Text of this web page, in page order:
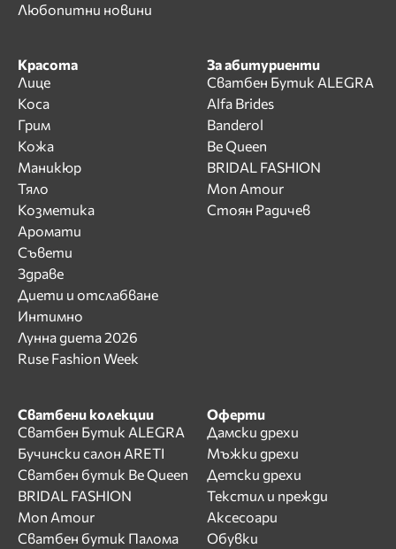
Любопитни новини
Красота
Лице
Коса
Грим
Кожа
Маникюр
Тяло
Козметика
Аромати
Съвети
Здраве
Диети и отслабване
Интимно
Лунна диета 2026
Ruse Fashion Week
За абитуриенти
Сватбен Бутик ALEGRA
Alfa Brides
Banderol
Be Queen
BRIDAL FASHION
Mon Amour
Стоян Радичев
Сватбени колекции
Сватбен Бутик ALEGRA
Бучински салон ARETI
Сватбен бутик Be Queen
BRIDAL FASHION
Mon Amour
Сватбен бутик Палома
Оферти
Дамски дрехи
Мъжки дрехи
Детски дрехи
Текстил и прежди
Аксесоари
Обувки